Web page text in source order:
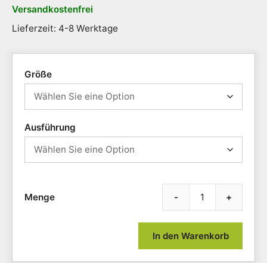
Versandkostenfrei
Lieferzeit: 4-8 Werktage
Größe
Ausführung
- +
In den Warenkorb